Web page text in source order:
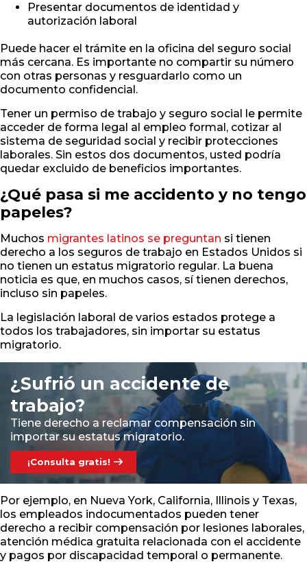
Presentar documentos de identidad y
autorización laboral
Puede hacer el trámite en la oficina del seguro social
más cercana. Es importante no compartir su número
con otras personas y resguardarlo como un
documento confidencial.
Tener un permiso de trabajo y seguro social le permite
acceder de forma legal al empleo formal, cotizar al
sistema de seguridad social y recibir protecciones
laborales. Sin estos dos documentos, usted podría
quedar excluido de beneficios importantes.
¿Qué pasa si me accidento y no tengo
papeles?
Muchos migrantes latinos se preguntan si tienen
derecho a los seguros de trabajo en Estados Unidos si
no tienen un estatus migratorio regular. La buena
noticia es que, en muchos casos, sí tienen derechos,
incluso sin papeles.
La legislación laboral de varios estados protege a
todos los trabajadores, sin importar su estatus
migratorio.
¿Sufrió un accidente de
trabajo?
Tiene derecho a reclamar compensación sin
importar su estatus migratorio.
¡Consulta gratis!
Por ejemplo, en Nueva York, California, Illinois y Texas,
los empleados indocumentados pueden tener
derecho a recibir compensación por lesiones laborales,
atención médica gratuita relacionada con el accidente
y pagos por discapacidad temporal o permanente.